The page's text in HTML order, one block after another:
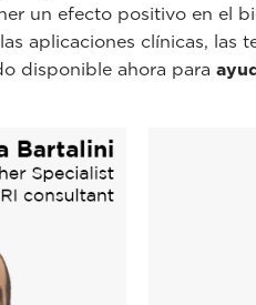
un efecto positivo en el
aplicaciones clínicas, las
disponible ahora para